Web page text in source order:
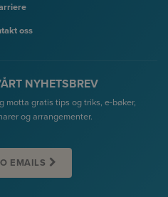
oss
NYHETSBREV
motta gratis tips og triks, e-bøker,
og arrangementer.
EMAILS